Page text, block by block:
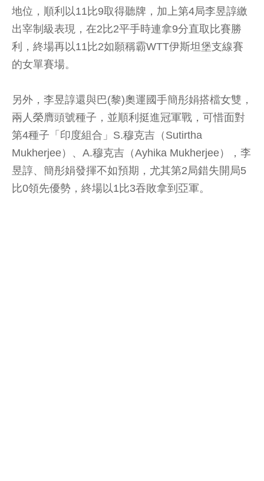
地位，順利以11比9取得聽牌，加上第4局李昱諄繳
出宰制級表現，在2比2平手時連拿9分直取比賽勝
利，終場再以11比2如願稱霸WTT伊斯坦堡支線賽
的女單賽場。
另外，李昱諄還與巴(黎)奧運國手簡彤娟搭檔女雙，
兩人榮膺頭號種子，並順利挺進冠軍戰，可惜面對
第4種子「印度組合」S.穆克吉（Sutirtha
Mukherjee）、A.穆克吉（Ayhika Mukherjee），李
昱諄、簡彤娟發揮不如預期，尤其第2局錯失開局5
比0領先優勢，終場以1比3吞敗拿到亞軍。